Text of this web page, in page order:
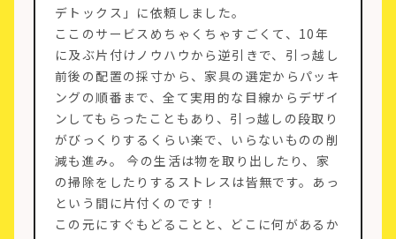
デトックス」に依頼しました。
ここのサービスめちゃくちゃすごくて、10年
に及ぶ片付けノウハウから逆引きで、引っ越し
前後の配置の採寸から、家具の選定からパッキ
ングの順番まで、全て実用的な目線からデザイ
ンしてもらったこともあり、引っ越しの段取り
がびっくりするくらい楽で、いらないものの削
減も進み。 今の生活は物を取り出したり、家
の掃除をしたりするストレスは皆無です。あっ
という間に片付くのです！
この元にすぐもどることと、どこに何があるか